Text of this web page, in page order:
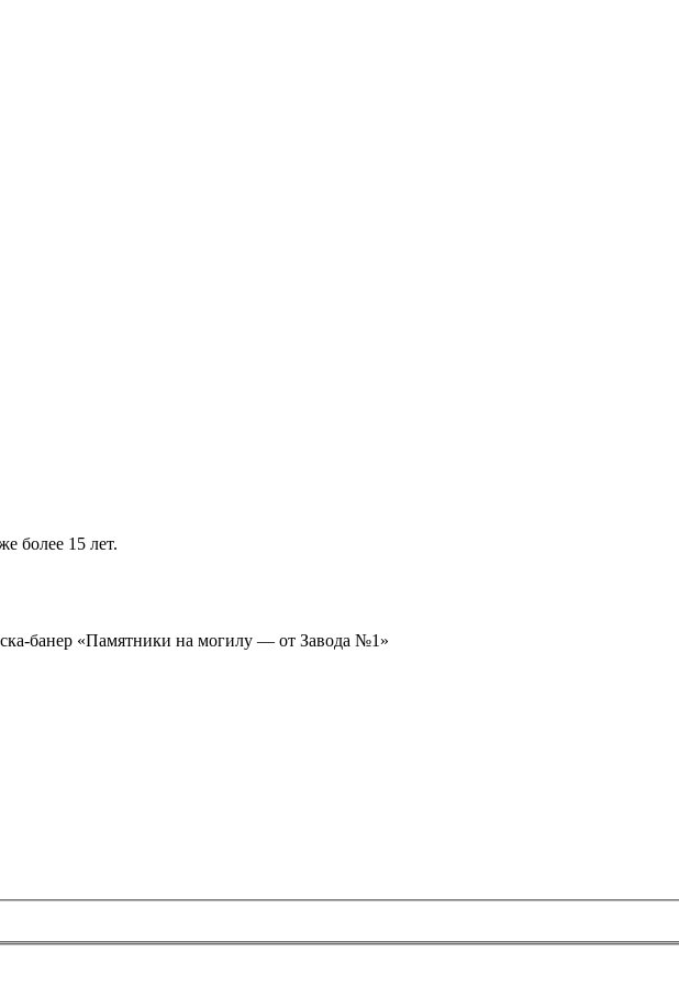
более 15 лет.
банер «Памятники на могилу — от Завода №1»